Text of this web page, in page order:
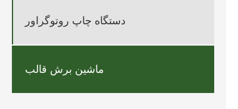
دستگاه چاپ روتوگراور
ماشین برش قالب